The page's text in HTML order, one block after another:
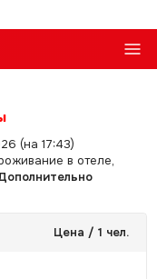
(на 17:43)
в отеле,
Цена / 1 чел.